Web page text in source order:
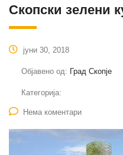
Скопски зелени
јуни 30, 2018
Објавено од: Град Скопје
Категорија:
Нема коментари